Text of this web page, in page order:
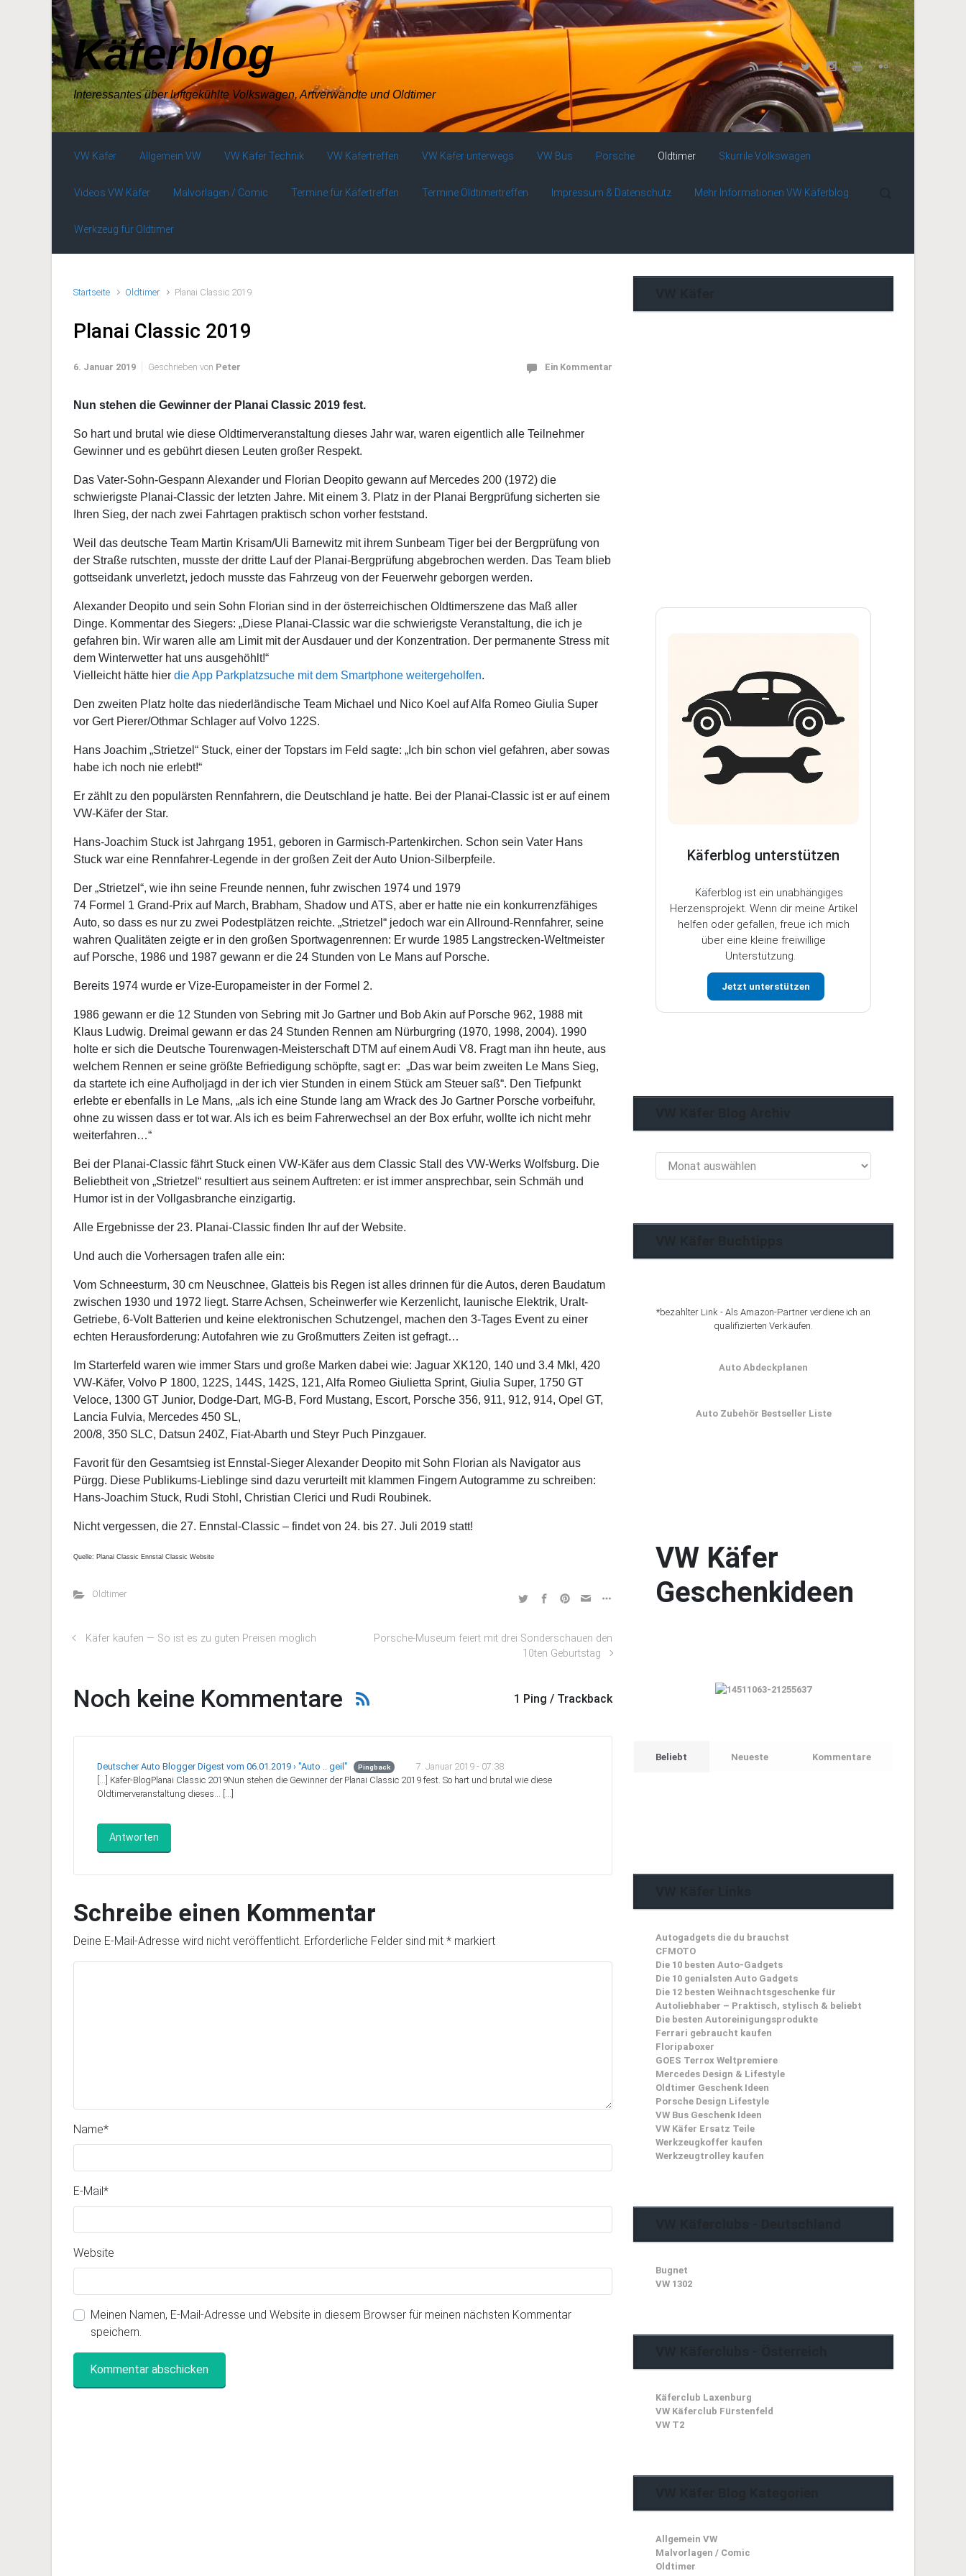
Zum Hauptinhalt springen
Käferblog
Interessantes über luftgekühlte Volkswagen, Artverwandte und Oldtimer
VW Käfer Allgemein VW VW Käfer Technik VW Käfertreffen VW Käfer unterwegs VW Bus Porsche Oldtimer Skurrile Volkswagen
Videos VW Käfer Malvorlagen / Comic Termine für Käfertreffen Termine Oldtimertreffen Impressum & Datenschutz Mehr Informationen VW Käferblog
Werkzeug für Oldtimer
Startseite Oldtimer Planai Classic 2019
Planai Classic 2019
6. Januar 2019 Geschrieben von Peter Ein Kommentar
Nun stehen die Gewinner der Planai Classic 2019 fest.
So hart und brutal wie diese Oldtimerveranstaltung dieses Jahr war, waren eigentlich alle Teilnehmer
Gewinner und es gebührt diesen Leuten großer Respekt.
Das Vater-Sohn-Gespann Alexander und Florian Deopito gewann auf Mercedes 200 (1972) die
schwierigste Planai-Classic der letzten Jahre. Mit einem 3. Platz in der Planai Bergprüfung sicherten sie
Ihren Sieg, der nach zwei Fahrtagen praktisch schon vorher feststand.
Weil das deutsche Team Martin Krisam/Uli Barnewitz mit ihrem Sunbeam Tiger bei der Bergprüfung von
der Straße rutschten, musste der dritte Lauf der Planai-Bergprüfung abgebrochen werden. Das Team blieb
gottseidank unverletzt, jedoch musste das Fahrzeug von der Feuerwehr geborgen werden.
Alexander Deopito und sein Sohn Florian sind in der österreichischen Oldtimerszene das Maß aller
Dinge. Kommentar des Siegers: „Diese Planai-Classic war die schwierigste Veranstaltung, die ich je
gefahren bin. Wir waren alle am Limit mit der Ausdauer und der Konzentration. Der permanente Stress mit
dem Winterwetter hat uns ausgehöhlt!“
Vielleicht hätte hier die App Parkplatzsuche mit dem Smartphone weitergeholfen.
Den zweiten Platz holte das niederländische Team Michael und Nico Koel auf Alfa Romeo Giulia Super
vor Gert Pierer/Othmar Schlager auf Volvo 122S.
Hans Joachim „Strietzel“ Stuck, einer der Topstars im Feld sagte: „Ich bin schon viel gefahren, aber sowas
habe ich noch nie erlebt!“
Er zählt zu den populärsten Rennfahrern, die Deutschland je hatte. Bei der Planai-Classic ist er auf einem
VW-Käfer der Star.
Hans-Joachim Stuck ist Jahrgang 1951, geboren in Garmisch-Partenkirchen. Schon sein Vater Hans
Stuck war eine Rennfahrer-Legende in der großen Zeit der Auto Union-Silberpfeile.
Der „Strietzel“, wie ihn seine Freunde nennen, fuhr zwischen 1974 und 1979
74 Formel 1 Grand-Prix auf March, Brabham, Shadow und ATS, aber er hatte nie ein konkurrenzfähiges
Auto, so dass es nur zu zwei Podestplätzen reichte. „Strietzel“ jedoch war ein Allround-Rennfahrer, seine
wahren Qualitäten zeigte er in den großen Sportwagenrennen: Er wurde 1985 Langstrecken-Weltmeister
auf Porsche, 1986 und 1987 gewann er die 24 Stunden von Le Mans auf Porsche.
Bereits 1974 wurde er Vize-Europameister in der Formel 2.
1986 gewann er die 12 Stunden von Sebring mit Jo Gartner und Bob Akin auf Porsche 962, 1988 mit
Klaus Ludwig. Dreimal gewann er das 24 Stunden Rennen am Nürburgring (1970, 1998, 2004). 1990
holte er sich die Deutsche Tourenwagen-Meisterschaft DTM auf einem Audi V8. Fragt man ihn heute, aus
welchem Rennen er seine größte Befriedigung schöpfte, sagt er: „Das war beim zweiten Le Mans Sieg,
da startete ich eine Aufholjagd in der ich vier Stunden in einem Stück am Steuer saß“. Den Tiefpunkt
erlebte er ebenfalls in Le Mans, „als ich eine Stunde lang am Wrack des Jo Gartner Porsche vorbeifuhr,
ohne zu wissen dass er tot war. Als ich es beim Fahrerwechsel an der Box erfuhr, wollte ich nicht mehr
weiterfahren…“
Bei der Planai-Classic fährt Stuck einen VW-Käfer aus dem Classic Stall des VW-Werks Wolfsburg. Die
Beliebtheit von „Strietzel“ resultiert aus seinem Auftreten: er ist immer ansprechbar, sein Schmäh und
Humor ist in der Vollgasbranche einzigartig.
Alle Ergebnisse der 23. Planai-Classic finden Ihr auf der Website.
Und auch die Vorhersagen trafen alle ein:
Vom Schneesturm, 30 cm Neuschnee, Glatteis bis Regen ist alles drinnen für die Autos, deren Baudatum
zwischen 1930 und 1972 liegt. Starre Achsen, Scheinwerfer wie Kerzenlicht, launische Elektrik, Uralt-
Getriebe, 6-Volt Batterien und keine elektronischen Schutzengel, machen den 3-Tages Event zu einer
echten Herausforderung: Autofahren wie zu Großmutters Zeiten ist gefragt…
Im Starterfeld waren wie immer Stars und große Marken dabei wie: Jaguar XK120, 140 und 3.4 MkI, 420
VW-Käfer, Volvo P 1800, 122S, 144S, 142S, 121, Alfa Romeo Giulietta Sprint, Giulia Super, 1750 GT
Veloce, 1300 GT Junior, Dodge-Dart, MG-B, Ford Mustang, Escort, Porsche 356, 911, 912, 914, Opel GT,
Lancia Fulvia, Mercedes 450 SL,
200/8, 350 SLC, Datsun 240Z, Fiat-Abarth und Steyr Puch Pinzgauer.
Favorit für den Gesamtsieg ist Ennstal-Sieger Alexander Deopito mit Sohn Florian als Navigator aus
Pürgg. Diese Publikums-Lieblinge sind dazu verurteilt mit klammen Fingern Autogramme zu schreiben:
Hans-Joachim Stuck, Rudi Stohl, Christian Clerici und Rudi Roubinek.
Nicht vergessen, die 27. Ennstal-Classic – findet von 24. bis 27. Juli 2019 statt!
Quelle: Planai Classic Ennstal Classic Website
Oldtimer
Käfer kaufen — So ist es zu guten Preisen möglich
Porsche-Museum feiert mit drei Sonderschauen den
10ten Geburtstag
Noch keine Kommentare 1 Ping / Trackback
Deutscher Auto Blogger Digest vom 06.01.2019 › "Auto .. geil" Pingback
7. Januar 2019 - 07:38
[…] Käfer-BlogPlanai Classic 2019Nun stehen die Gewinner der Planai Classic 2019 fest. So hart und brutal wie diese
Oldtimerveranstaltung dieses… […]
Antworten
Schreibe einen Kommentar
Deine E-Mail-Adresse wird nicht veröffentlicht. Erforderliche Felder sind mit * markiert
Name*
E-Mail*
Website
Meinen Namen, E-Mail-Adresse und Website in diesem Browser für meinen nächsten Kommentar
speichern.
Käferblog unterstützen
Käferblog ist ein unabhängiges
Herzensprojekt. Wenn dir meine Artikel
helfen oder gefallen, freue ich mich
über eine kleine freiwillige
Unterstützung.
Jetzt unterstützen
Käfer
*bezahlter Link - Als Amazon-Partner verdiene ich an
qualifizierten Verkäufen.
Auto Abdeckplanen
Auto Zubehör Bestseller Liste
VW Käfer
Geschenkideen
Beliebt Neueste Kommentare
Autogadgets die du brauchst
CFMOTO
Die 10 besten Auto-Gadgets
Die 10 genialsten Auto Gadgets
Die 12 besten Weihnachtsgeschenke für
Autoliebhaber – Praktisch, stylisch & beliebt
Die besten Autoreinigungsprodukte
Ferrari gebraucht kaufen
Floripaboxer
GOES Terrox Weltpremiere
Mercedes Design & Lifestyle
Oldtimer Geschenk Ideen
Porsche Design Lifestyle
VW Bus Geschenk Ideen
VW Käfer Ersatz Teile
Werkzeugkoffer kaufen
Werkzeugtrolley kaufen
Bugnet
VW 1302
Käferclub Laxenburg
VW Käferclub Fürstenfeld
VW T2
Allgemein VW
Malvorlagen / Comic
Oldtimer